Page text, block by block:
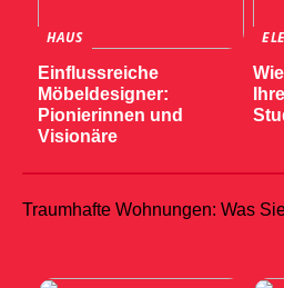
HAUS
Einflussreiche
Möbeldesigner:
Pionierinnen und
Visionäre
Traumhafte Wohnungen: Was